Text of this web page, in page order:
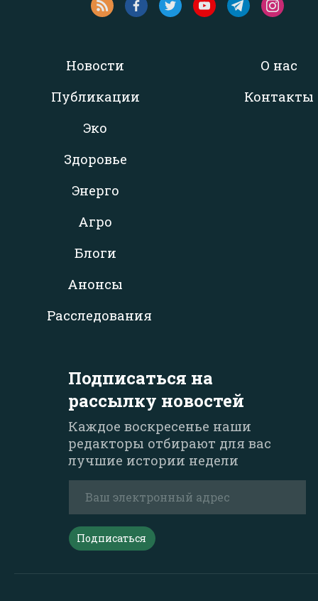
Новости
Публикации
Эко
Здоровье
Энерго
Агро
Блоги
Анонсы
Расследования
О нас
Контакты
Подписаться на
рассылку новостей
Каждое воскресенье наши
редакторы отбирают для вас
лучшие истории недели
Подписаться